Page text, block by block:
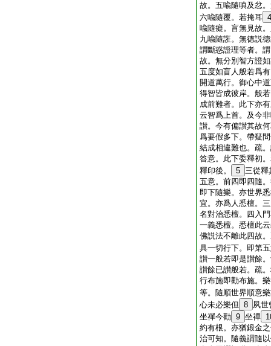
故。五喩隨嗔及忿
六喩隨覆。若掩耳 4
喩隨癡。盲無見故
九喩隨誑。無徳説
謂斷惑證理等者。
故。無分別智方證
五度如盲人般若爲
開道萬行。御心中
得智皆成彼岸。般
成前難者。此下亦
云智爲上首。及今
讃。今有偏讃其故
爲要假多下。帶疑
結成相違難也。疏
答意。此下委釋初
釋印後。
5 三從釋
五意。前四即四隨
即下隨樂。亦世界
宜。亦爲人悉檀。
名對治悉檀。四入
一義悉檀。悉檀此
佛説法不離此四故
具一切行下。即第
讃一般若即是讃餘
讃餘已讃般若。疏
行布施即勸布施。
等。隨順世界順意
心未必樂但 8 夙世
坐禪今勸 9 坐禪
約有根。亦猶鍛金
治可知。隨義謂隨